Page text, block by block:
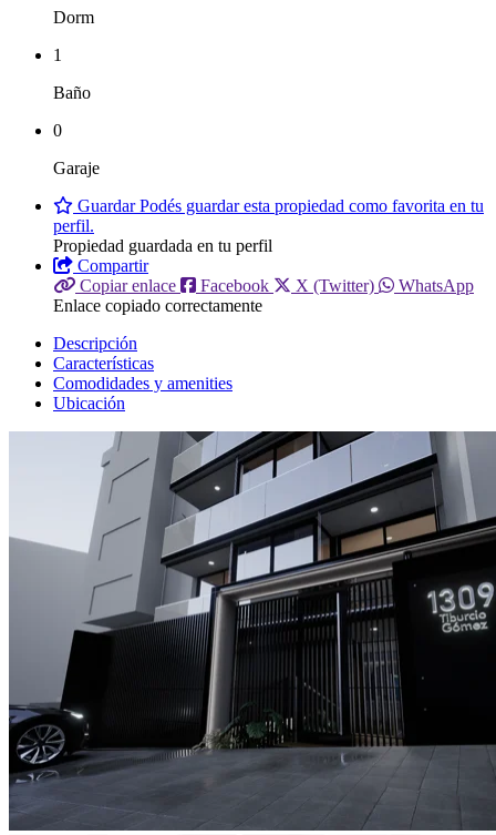
Dorm
1
Baño
0
Garaje
GuardarPodés guardar esta propiedad como favorita en tu
perfil.
Propiedad guardada en tu perfil
Compartir
Copiar enlace
Facebook X (Twitter)
WhatsApp
Enlace copiado correctamente
Descripción
Características
Comodidades y amenities
Ubicación